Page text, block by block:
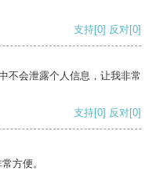
支持[0] 反对[0]
不会泄露个人信息，让我非常
支持[0] 反对[0]
方便。